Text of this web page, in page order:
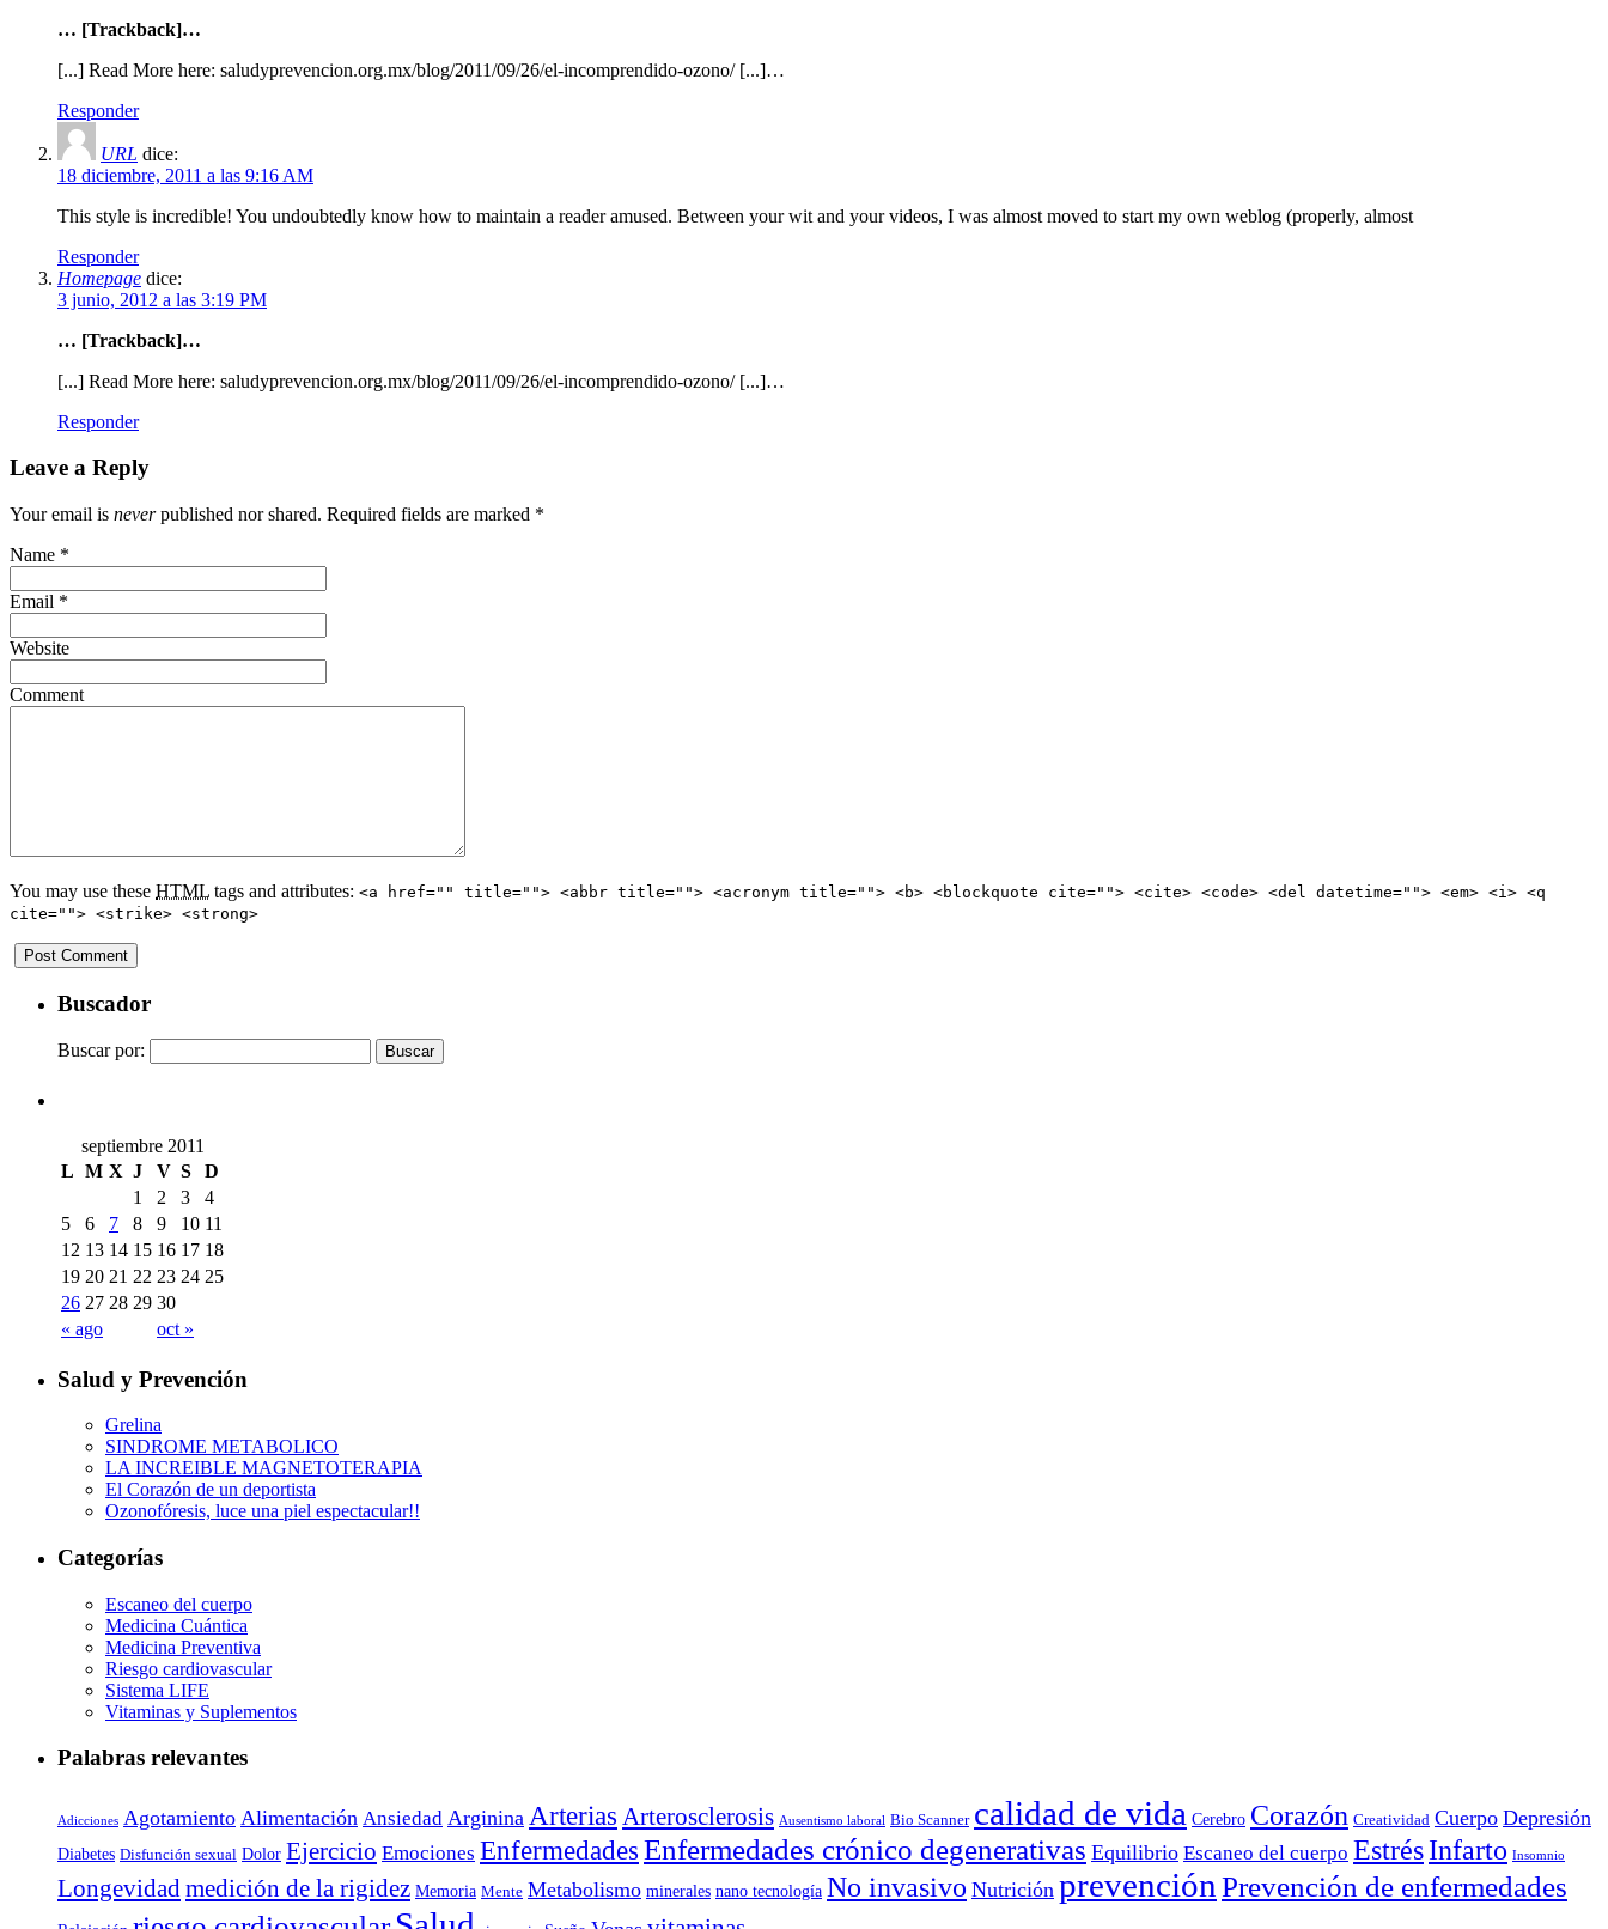
… [Trackback]…
[...] Read More here: saludyprevencion.org.mx/blog/2011/09/26/el-incomprendido-ozono/ [...]…
Responder
URL dice:
18 diciembre, 2011 a las 9:16 AM
This style is incredible! You undoubtedly know how to maintain a reader amused. Between your wit and your videos, I was almost moved to start my own weblog (properly, almost
Responder
Homepage dice:
3 junio, 2012 a las 3:19 PM
… [Trackback]…
[...] Read More here: saludyprevencion.org.mx/blog/2011/09/26/el-incomprendido-ozono/ [...]…
Responder
Leave a Reply
Your email is neverpublished nor shared. Required fields are marked *
Name *
Email *
Website
Comment
You may use these HTML tags and attributes: <a href="" title=""> <abbr title=""> <acronym title=""> <b> <blockquote cite=""> <cite> <code> <del datetime=""> <em> <i> <q
cite=""> <strike> <strong>
Buscador
Buscar por:
septiembre 2011
L M X J V S D
« ago oct »
1 2 3
4
5
6 7 8 9 10 11
12 13 14 15 16 17 18
19 20 21 22 23 24 25
26 27 28 29 30
Salud y Prevención
Grelina
SINDROME METABOLICO
LA INCREIBLE MAGNETOTERAPIA
El Corazón de un deportista
Ozonofóresis, luce una piel espectacular!!
Categorías
Escaneo del cuerpo
Medicina Cuántica
Medicina Preventiva
Riesgo cardiovascular
Sistema LIFE
Vitaminas y Suplementos
Palabras relevantes
Adicciones Agotamiento Alimentación Ansiedad Arginina Arterias Arterosclerosis Ausentismo laboral Bio Scanner calidad de vida Cerebro Corazón Creatividad Cuerpo Depresión
Diabetes Disfunción sexual Dolor Ejercicio Emociones Enfermedades Enfermedades crónico degenerativas Equilibrio Escaneo del cuerpo EstrésInfarto Insomnio
Longevidadmedición de la rigidez Memoria Mente Metabolismo minerales nano tecnología No invasivo Nutrición prevención Prevención de enfermedades